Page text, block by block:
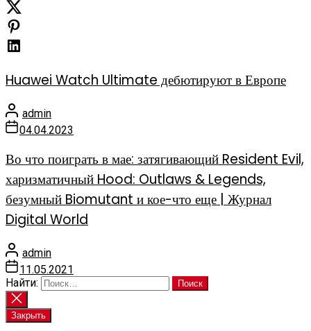
Huawei Watch Ultimate дебютируют в Европе
admin
04.04.2023
Во что поиграть в мае: затягивающий Resident Evil,
харизматичный Hood: Outlaws & Legends,
безумный Biomutant и кое-что еще | Журнал
Digital World
admin
11.05.2021
Найти:
Закрыть